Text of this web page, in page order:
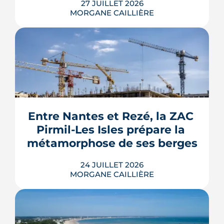
27 JUILLET 2026
MORGANE CAILLIÈRE
Le Gouvernement prévoit de retirer six
familles de travaux du parcours « par
geste » de MaPrimeRénov' au 1er
septembre 2026, sous réserve de la
publication des textes définitifs.
fenêtres, VMC, chauffe-eau
thermodynamique, chauffage au bois
et solaire thermi...
Entre Nantes et Rezé, la ZAC
Pirmil-Les Isles prépare la
métamorphose de ses berges
24 JUILLET 2026
MORGANE CAILLIÈRE